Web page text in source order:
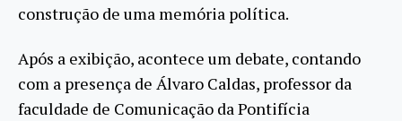
construção de uma memória política.
Após a exibição, acontece um debate, contando
com a presença de Álvaro Caldas, professor da
faculdade de Comunicação da Pontifícia